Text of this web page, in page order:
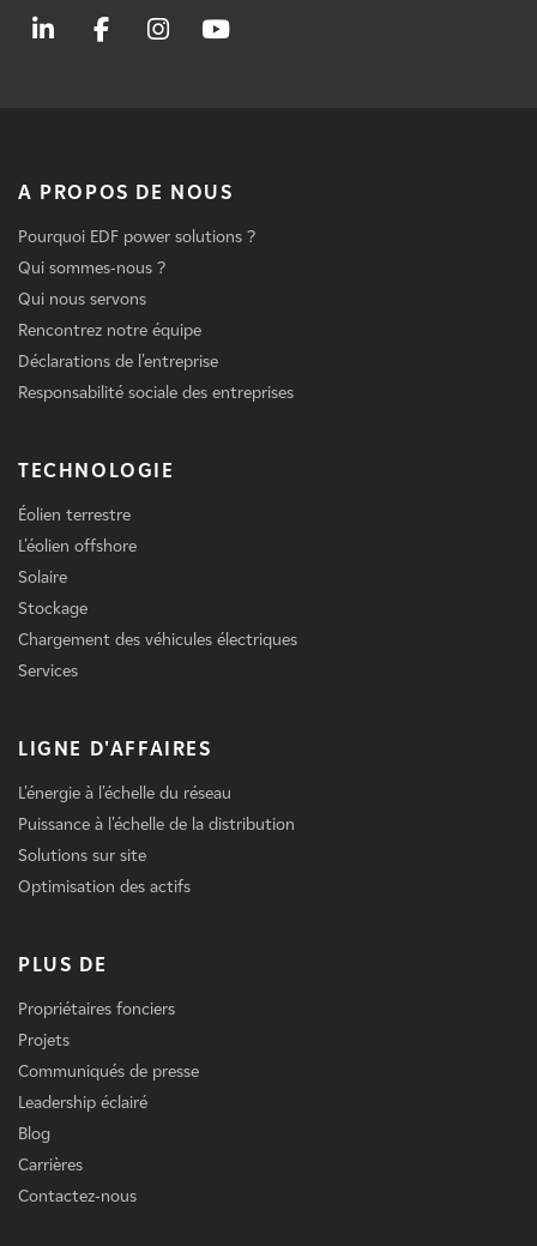
A PROPOS DE NOUS
Pourquoi EDF power solutions ?
Qui sommes-nous ?
Qui nous servons
Rencontrez notre équipe
Déclarations de l'entreprise
Responsabilité sociale des entreprises
TECHNOLOGIE
Éolien terrestre
L'éolien offshore
Solaire
Stockage
Chargement des véhicules électriques
Services
LIGNE D'AFFAIRES
L'énergie à l'échelle du réseau
Puissance à l'échelle de la distribution
Solutions sur site
Optimisation des actifs
PLUS DE
Propriétaires fonciers
Projets
Communiqués de presse
Leadership éclairé
Blog
Carrières
Contactez-nous